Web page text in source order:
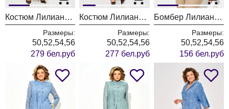
Костюм Лилиана 1556 капучино
Размеры:
50,52,54,56
279 бел.руб
Костюм Лилиана 1554 БрПн шоколад + песок
Размеры:
50,52,54,56
277 бел.руб
Бомбер Лилиана 1554 шоколад + горох
Размеры:
50,52,54,56
156 бел.руб